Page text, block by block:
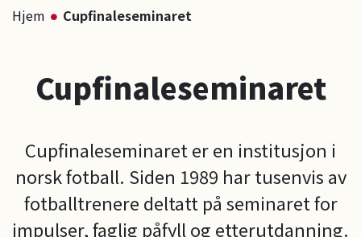
Hjem Cupfinaleseminaret
Cupfinaleseminaret
Cupfinaleseminaret er en institusjon i
norsk fotball. Siden 1989 har tusenvis av
fotballtrenere deltatt på seminaret for
impulser, faglig påfyll og etterutdanning.